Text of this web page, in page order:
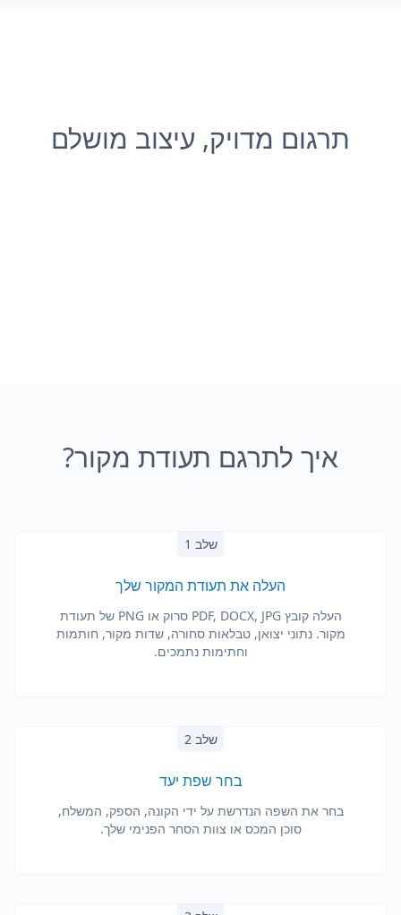
תרגום מדויק, עיצוב מושלם
איך לתרגם תעודת מקור?
שלב 1
העלה את תעודת המקור שלך
העלה קובץ PDF, DOCX, JPG סרוק או PNG של תעודת
מקור. נתוני יצואן, טבלאות סחורה, שדות מקור, חותמות
וחתימות נתמכים.
שלב 2
בחר שפת יעד
בחר את השפה הנדרשת על ידי הקונה, הספק, המשלח,
סוכן המכס או צוות הסחר הפנימי שלך.